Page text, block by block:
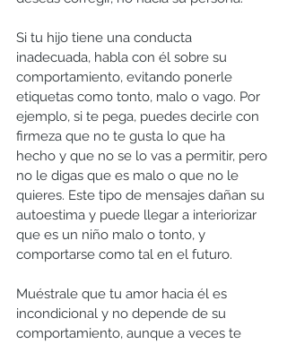
Si tu hijo tiene una conducta
inadecuada, habla con él sobre su
comportamiento, evitando ponerle
etiquetas como tonto, malo o vago. Por
ejemplo, si te pega, puedes decirle con
firmeza que no te gusta lo que ha
hecho y que no se lo vas a permitir, pero
no le digas que es malo o que no le
quieres. Este tipo de mensajes dañan su
autoestima y puede llegar a interiorizar
que es un niño malo o tonto, y
comportarse como tal en el futuro.
Muéstrale que tu amor hacia él es
incondicional y no depende de su
comportamiento, aunque a veces te